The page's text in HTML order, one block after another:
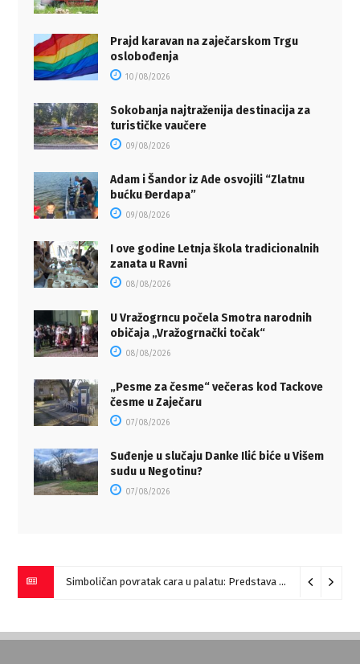
Prajd karavan na zaječarskom Trgu
oslobođenja
10/08/2026
Sokobanja najtraženija destinacija za
turističke vaučere
09/08/2026
Adam i Šandor iz Ade osvojili “Zlatnu
bućku Đerdapa”
09/08/2026
I ove godine Letnja škola tradicionalnih
zanata u Ravni
08/08/2026
U Vražogrncu počela Smotra narodnih
običaja „Vražogrnački točak“
08/08/2026
„Pesme za česme“ večeras kod Tackove
česme u Zaječaru
07/08/2026
Suđenje u slučaju Danke Ilić biće u Višem
sudu u Negotinu?
07/08/2026
Simboličan povratak cara u palatu: Predstava “Galerije” na Romulijani